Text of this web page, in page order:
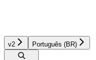
v2 Português (BR)